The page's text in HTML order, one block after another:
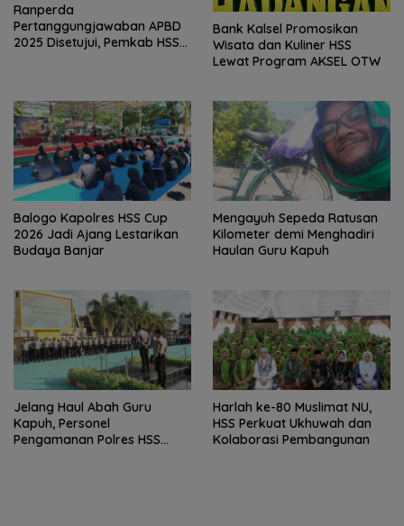
Ranperda
Pertanggungjawaban APBD
2025 Disetujui, Pemkab HSS
Bank Kalsel Promosikan
Wisata dan Kuliner HSS
Lewat Program AKSEL OTW
Balogo Kapolres HSS Cup
2026 Jadi Ajang Lestarikan
Budaya Banjar
Mengayuh Sepeda Ratusan
Kilometer demi Menghadiri
Haulan Guru Kapuh
Jelang Haul Abah Guru
Kapuh, Personel
Pengamanan Polres HSS
Harlah ke-80 Muslimat NU,
HSS Perkuat Ukhuwah dan
Kolaborasi Pembangunan